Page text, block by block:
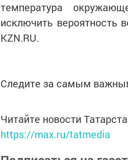
температура
исключить вероятность
KZN.RU.
Следите за самым
Читайте новости
https://max.ru/tatmedia